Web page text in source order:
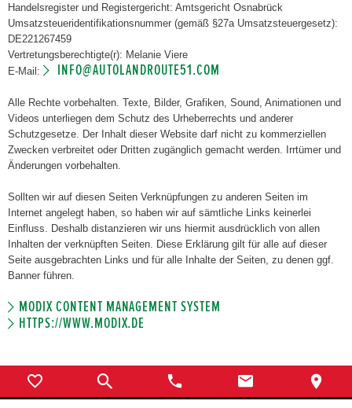
Handelsregister und Registergericht: Amtsgericht Osnabrück
Umsatzsteueridentifikationsnummer (gemäß §27a Umsatzsteuergesetz):
DE221267459
Vertretungsberechtigte(r): Melanie Viere
E-Mail:
INFO@AUTOLANDROUTE51.COM
Alle Rechte vorbehalten. Texte, Bilder, Grafiken, Sound, Animationen und
Videos unterliegen dem Schutz des Urheberrechts und anderer
Schutzgesetze. Der Inhalt dieser Website darf nicht zu kommerziellen
Zwecken verbreitet oder Dritten zugänglich gemacht werden. Irrtümer und
Änderungen vorbehalten.
Sollten wir auf diesen Seiten Verknüpfungen zu anderen Seiten im
Internet angelegt haben, so haben wir auf sämtliche Links keinerlei
Einfluss. Deshalb distanzieren wir uns hiermit ausdrücklich von allen
Inhalten der verknüpften Seiten. Diese Erklärung gilt für alle auf dieser
Seite ausgebrachten Links und für alle Inhalte der Seiten, zu denen ggf.
Banner führen.
MODIX CONTENT MANAGEMENT SYSTEM
HTTPS://WWW.MODIX.DE